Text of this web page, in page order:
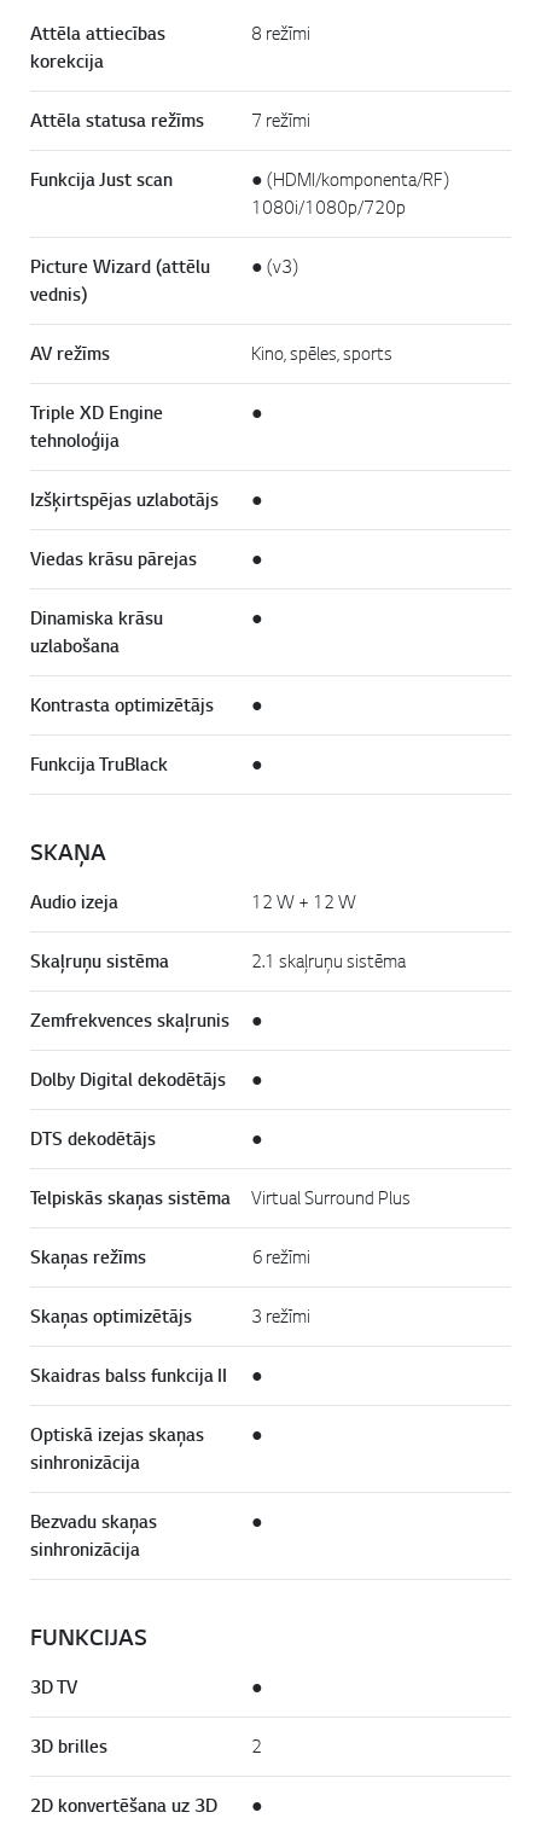
Attēla attiecības
korekcija
8 režīmi
Attēla statusa režīms 7 režīmi
Funkcija Just scan
● (HDMI/komponenta/RF)
1080i/1080p/720p
Picture Wizard (attēlu
vednis)
● (v3)
AV režīms Kino, spēles, sports
Triple XD Engine
tehnoloģija
●
Izšķirtspējas uzlabotājs ●
Viedas krāsu pārejas ●
Dinamiska krāsu
uzlabošana
●
Kontrasta optimizētājs ●
Funkcija TruBlack ●
SKAŅA
Audio izeja 12 W + 12 W
Skaļruņu sistēma 2.1 skaļruņu sistēma
Zemfrekvences skaļrunis ●
Dolby Digital dekodētājs ●
DTS dekodētājs ●
Telpiskās skaņas sistēma Virtual Surround Plus
Skaņas režīms 6 režīmi
Skaņas optimizētājs 3 režīmi
Skaidras balss funkcija II ●
Optiskā izejas skaņas
sinhronizācija
●
Bezvadu skaņas
sinhronizācija
●
FUNKCIJAS
3D TV ●
3D brilles 2
2D konvertēšana uz 3D ●